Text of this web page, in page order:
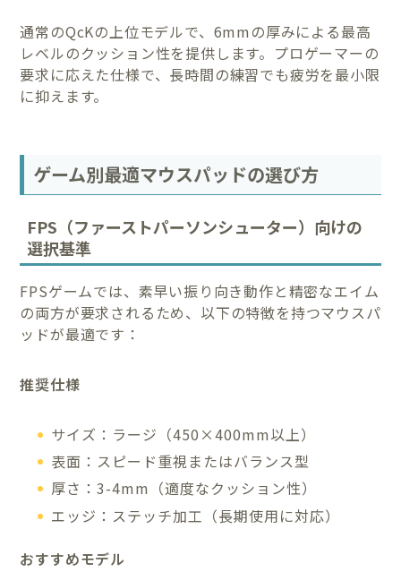
通常のQcKの上位モデルで、6mmの厚みによる最高
レベルのクッション性を提供します。プロゲーマーの
要求に応えた仕様で、長時間の練習でも疲労を最小限
に抑えます。
ゲーム別最適マウスパッドの選び方
FPS（ファーストパーソンシューター）向けの
選択基準
FPSゲームでは、素早い振り向き動作と精密なエイム
の両方が要求されるため、以下の特徴を持つマウスパ
ッドが最適です：
推奨仕様
サイズ：ラージ（450×400mm以上）
表面：スピード重視またはバランス型
厚さ：3-4mm（適度なクッション性）
エッジ：ステッチ加工（長期使用に対応）
おすすめモデル